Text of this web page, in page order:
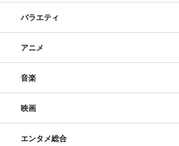
バラエティ
アニメ
音楽
映画
エンタメ総合